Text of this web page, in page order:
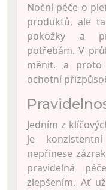
Noční péče o
produktů, ale
pokožky a
potřebám. V
měnit, a
ochotní
Jedním z
je
nepřinese
pravidelná
zlepšením. Ať